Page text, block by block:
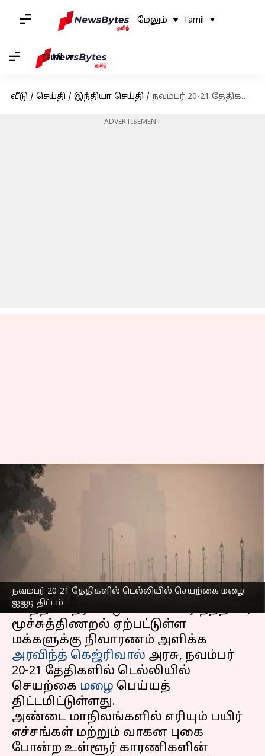
மேலும் Tamil
Tamil
வீடு / செய்தி / இந்தியா செய்தி / நவம்பர் 20-21 தேதிகளில் டெல்லியில் செயற்கை மழை: ஐஐடி திட்டம்
ADVERTISEMENT
நவம்பர் 20-21 தேதிகளில் டெல்லியில் செயற்கை மழை:
ஐஐடி திட்டம்
நவம்பர் 20-21 தேதிகளில்
டெல்லியில் செயற்கை
மழை: ஐஐடி திட்டம்
செய்தி முன்னோட்டம்
டெல்லியில்கடந்த ஒரு வாரமாக
காற்றின் தரம் கடுமையாக சரிந்ததால்,
மூச்சுத்திணறல் ஏற்பட்டுள்ள
மக்களுக்கு நிவாரணம் அளிக்க
அரவிந்த் கெஜ்ரிவால் அரசு, நவம்பர்
20-21 தேதிகளில் டெல்லியில்
செயற்கை மழை பெய்யத்
திட்டமிட்டுள்ளது.
அண்டை மாநிலங்களில் எரியும் பயிர்
எச்சங்கள் மற்றும் வாகன புகை
போன்ற உள்ளூர் காரணிகளின்